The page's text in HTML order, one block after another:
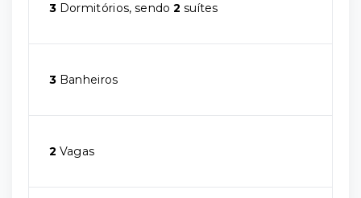
3 Dormitórios, sendo2 suítes
3 Banheiros
2 Vagas